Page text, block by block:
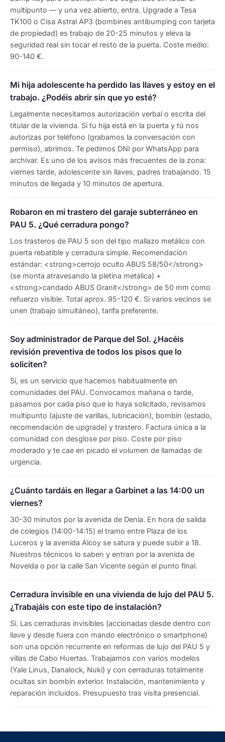
multipunto — y una vez abierto, entra. Upgrade a Tesa
TK100 o Cisa Astral AP3 (bombines antibumping con tarjeta
de propiedad) es trabajo de 20-25 minutos y eleva la
seguridad real sin tocar el resto de la puerta. Coste medio:
90-140 €.
Mi hija adolescente ha perdido las llaves y estoy en el
trabajo. ¿Podéis abrir sin que yo esté?
Legalmente necesitamos autorización verbal o escrita del
titular de la vivienda. Si tu hija está en la puerta y tú nos
autorizas por teléfono (grabamos la conversación con
permiso), abrimos. Te pedimos DNI por WhatsApp para
archivar. Es uno de los avisos más frecuentes de la zona:
viernes tarde, adolescente sin llaves, padres trabajando. 15
minutos de llegada y 10 minutos de apertura.
Robaron en mi trastero del garaje subterráneo en
PAU 5. ¿Qué cerradura pongo?
Los trasteros de PAU 5 son del tipo mallazo metálico con
puerta rebatible y cerradura simple. Recomendación
estándar: <strong>cerrojo oculto ABUS 58/50</strong>
(se monta atravesando la pletina metálica) +
<strong>candado ABUS Granit</strong> de 50 mm como
refuerzo visible. Total aprox. 95-120 €. Si varios vecinos se
unen (trabajo simultáneo), tarifa preferente.
Soy administrador de Parque del Sol. ¿Hacéis
revisión preventiva de todos los pisos que lo
soliciten?
Sí, es un servicio que hacemos habitualmente en
comunidades del PAU. Convocamos mañana o tarde,
pasamos por cada piso que lo haya solicitado, revisamos
multipunto (ajuste de varillas, lubricación), bombín (estado,
recomendación de upgrade) y trastero. Factura única a la
comunidad con desglose por piso. Coste por piso
moderado y te cae en picado el volumen de llamadas de
urgencia.
¿Cuánto tardáis en llegar a Garbinet a las 14:00 un
viernes?
30-30 minutos por la avenida de Denia. En hora de salida
de colegios (14:00-14:15) el tramo entre Plaza de los
Luceros y la avenida Alcoy se satura y puede subir a 18.
Nuestros técnicos lo saben y entran por la avenida de
Novelda o por la calle San Vicente según el punto final.
Cerradura invisible en una vivienda de lujo del PAU 5.
¿Trabajáis con este tipo de instalación?
Sí. Las cerraduras invisibles (accionadas desde dentro con
llave y desde fuera con mando electrónico o smartphone)
son una opción recurrente en reformas de lujo del PAU 5 y
villas de Cabo Huertas. Trabajamos con varios modelos
(Yale Linus, Danalock, Nuki) y con cerraduras totalmente
ocultas sin bombín exterior. Instalación, mantenimiento y
reparación incluidos. Presupuesto tras visita presencial.